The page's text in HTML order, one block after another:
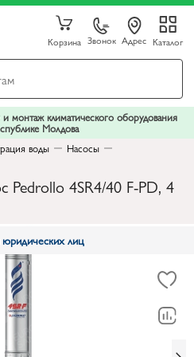
Корзина Звонок Адрес Каталог
монтаж климатического оборудования
Молдова
воды Насосы
Pedrollo 4SR4/40 F-PD, 4
юридических лиц